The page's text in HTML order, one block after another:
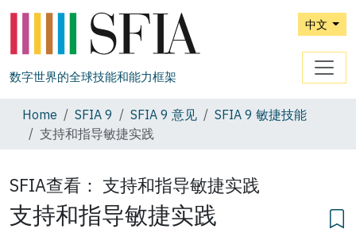
中文
数字世界的全球技能和能力框架
Home SFIA 9 SFIA 9 意见
SFIA 9 敏捷技能
支持和指导敏捷实践
SFIA查看： 支持和指导敏捷实践
支持和指导敏捷实践